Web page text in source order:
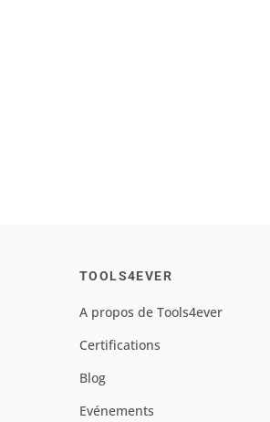
TOOLS4EVER
A propos de Tools4ever
Certifications
Blog
Evénements